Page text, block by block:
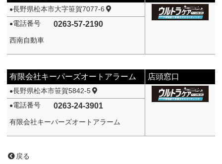
●長野県松本市大字笹賀7077-6
●電話番号 0263-57-2190
西南自動車
有限会社キーパーズオートアラーム 店頭窓口
●長野県松本市笹賀5842-5
●電話番号 0263-24-3901
有限会社キーパーズオートアラーム
戻る